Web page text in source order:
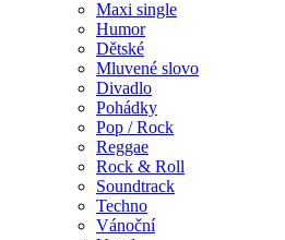
Maxi single
Humor
Dětské
Mluvené slovo
Divadlo
Pohádky
Pop / Rock
Reggae
Rock & Roll
Soundtrack
Techno
Vánoční